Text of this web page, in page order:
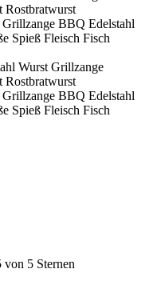
5 Sternen